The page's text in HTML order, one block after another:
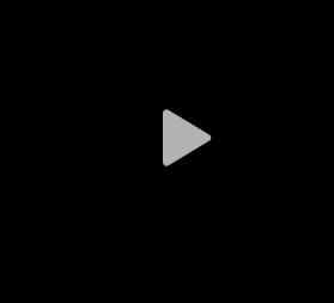
Play